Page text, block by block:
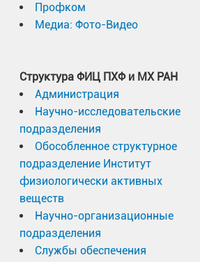
Профком
Медиа: Фото-Видео
Структура ФИЦ ПХФ и МХ РАН
Администрация
Научно-исследовательские
подразделения
Обособленное структурное
подразделение Институт
физиологически активных
веществ
Научно-организационные
подразделения
Службы обеспечения